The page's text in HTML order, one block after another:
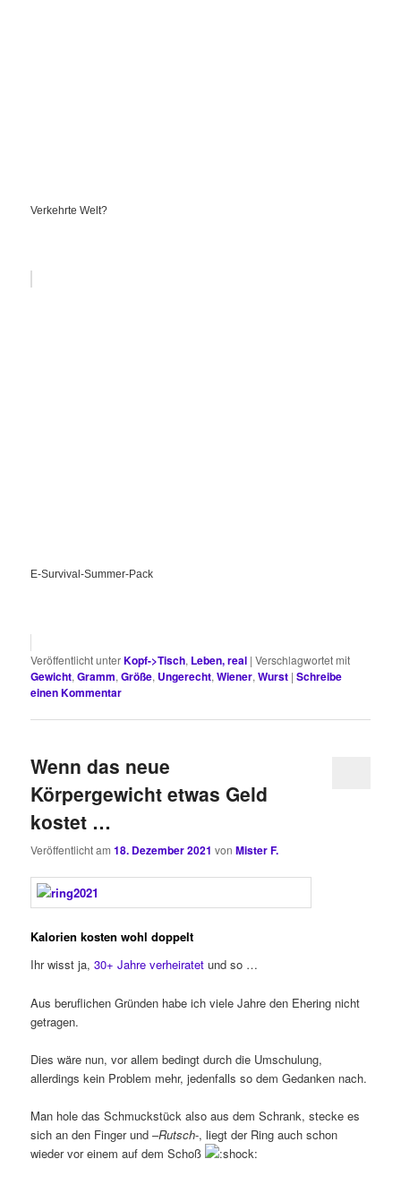
Verkehrte Welt?
E-Survival-Summer-Pack
Veröffentlicht unterKopf->Tisch, Leben, real |Verschlagwortet mit
Gewicht,Gramm,Größe, Ungerecht,Wiener,Wurst |Schreibe
einen Kommentar
Wenn das neue
Körpergewicht etwas Geld
kostet …
Veröffentlicht am18. Dezember 2021 vonMister F.
Kalorien kosten wohl doppelt
Ihr wisst ja, 30+ Jahre verheiratet und so …
Aus beruflichen Gründen habe ich viele Jahre den Ehering nicht
getragen.
Dies wäre nun, vor allem bedingt durch die Umschulung,
allerdings kein Problem mehr, jedenfalls so dem Gedanken nach.
Man hole das Schmuckstück also aus dem Schrank, stecke es
sich an den Finger und –Rutsch-, liegt der Ring auch schon
wieder vor einem auf dem Schoß